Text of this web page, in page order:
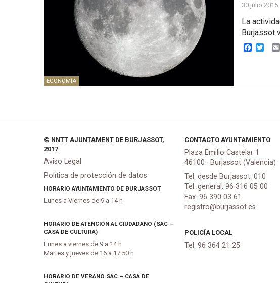
ECONOMÍA
30 julio 2015
La
Burjassot
© NNTT AJUNTAMENT DE BURJASSOT,
2017
Aviso Legal
Política de protección de datos
HORARIO AYUNTAMIENTO DE BURJASSOT
Lunes a Viernes de 9 a 14 h
HORARIO DE ATENCIÓN AL CIUDADANO (SAC –
CASA DE CULTURA)
Lunes a viernes de 9 a 14 h
Martes y jueves de 16 a 17:50 h
HORARIO DE VERANO SAC – CASA DE
CONTACTO AYUNTAMIENTO
Plaza Emilio Castelar 1
46100 · Burjassot (Valencia)
Tel. desde Burjassot: 010
Tel. general: 96 316 05 00
Fax. 96 390 03 61
registro@burjassot.es
POLICÍA LOCAL
Tel. 96 364 21 25